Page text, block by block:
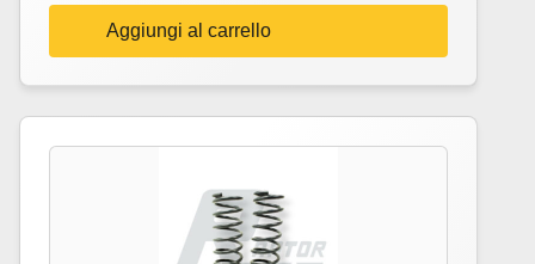
Aggiungi al carrello